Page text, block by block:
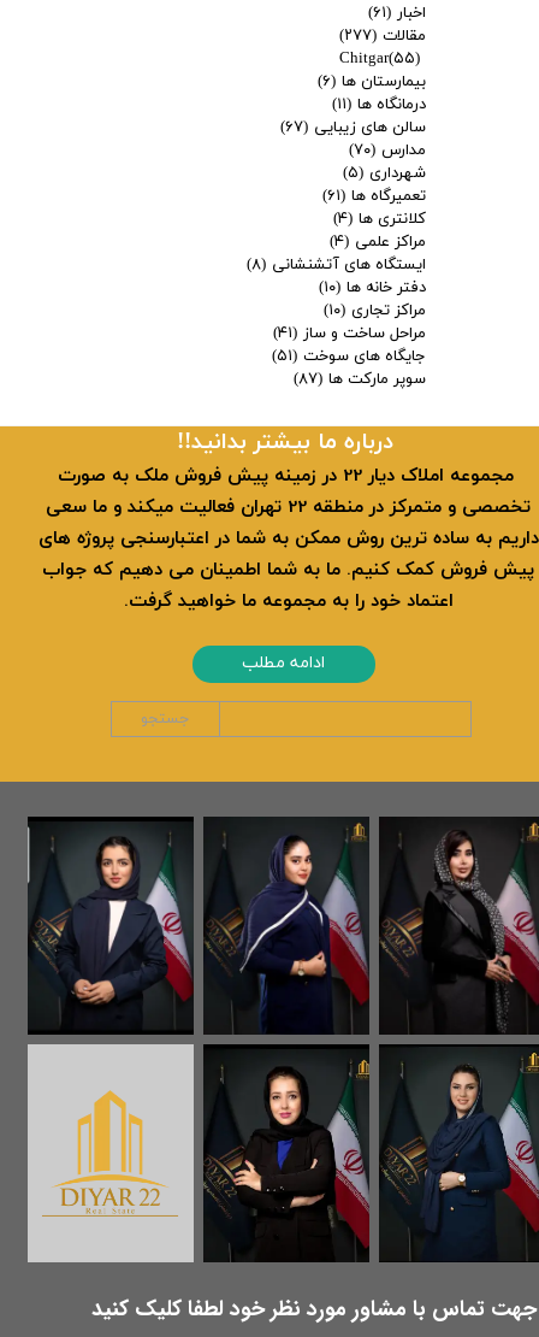
اخبار (۶۱)
مقالات (۲۷۷)
Chitgar(۵۵)
بیمارستان ها (۶)
درمانگاه ها (۱۱)
سالن های زیبایی (۶۷)
مدارس (۷۰)
شهرداری (۵)
تعمیرگاه ها (۶۱)
کلانتری ها (۴)
مراکز علمی (۴)
ایستگاه های آتشنشانی (۸)
دفتر خانه ها (۱۰)
مراکز تجاری (۱۰)
مراحل ساخت و ساز (۴۱)
جایگاه های سوخت (۵۱)
سوپر مارکت ها (۸۷)
​جهت تماس با مشاور مورد نظر خود لطفا کلیک کنید
​​درباره ما بیشتر بدانید!!
​ مجموعه املاک دیار 22 در زمینه پیش فروش ملک به صورت
تخصصی و متمرکز در منطقه 22 تهران فعالیت میکند و ما سعی
داریم به ساده ترین روش ممکن به شما در اعتبارسنجی پروژه های
پیش فروش کمک کنیم. ما به شما اطمینان می دهیم که جواب
اعتماد خود را به مجموعه ما خواهید گرفت.
ادامه مطلب
جستجو